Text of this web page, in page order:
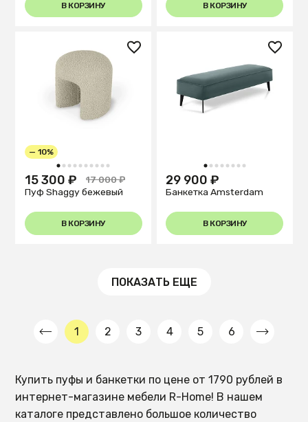
В КОРЗИНУ В КОРЗИНУ
1 2 3 4 5 6 7 8 9 10
— 10%
15 300 ₽
17 000 ₽
Пуф Shaggy бежевый
В КОРЗИНУ
1 2 3 4 5 6 7 8
29 900 ₽
Банкетка Amsterdam
В КОРЗИНУ
ПОКАЗАТЬ ЕЩЕ
1 2 3 4 5 6
Купить пуфы и банкетки по цене от 1790 рублей в
интернет-магазине мебели R-Home! В нашем
каталоге представлено большое количество